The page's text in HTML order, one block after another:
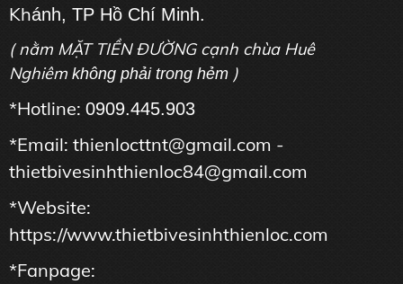
Khánh, TP Hồ Chí Minh.
( nằm MẶT TIỀN ĐƯỜNG cạnh chùa Huê
Nghiêm không phải trong hẻm )
*Hotline: 0909.445.903
*Email: thienlocttnt@gmail.com -
thietbivesinhthienloc84@gmail.com
*Website:
https://www.thietbivesinhthienloc.com
*Fanpage: